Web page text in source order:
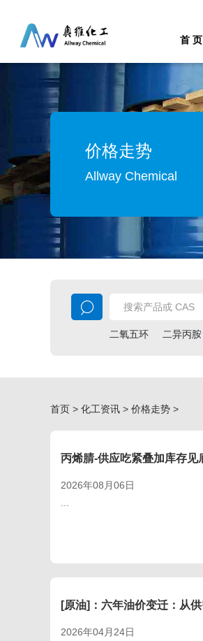
首 页
价格走势
Allway Chemical
二氧五环 二异丙胺
首页 > 化工资讯 > 价格走势 >
2026年08月06日
2026年04月24日